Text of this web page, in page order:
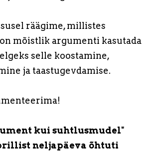
räägime, millistes
mõistlik argumenti kasutada
selle koostamine,
ja taastugevdamise.
kui suhtlusmudel"
neljapäeva õhtuti